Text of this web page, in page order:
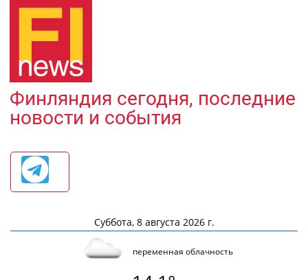
Финляндия сегодня, последние
новости и события
Суббота, 8 августа 2026 г.
переменная облачность